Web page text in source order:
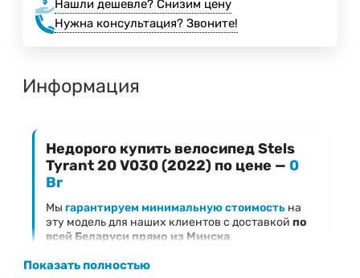
Нашли дешевле? Снизим цену
Нужна консультация? Звоните!
Информация
Недорого купить велосипед Stels
Tyrant 20 V030 (2022) по цене — 0
Br
Мы гарантируем минимальную стоимость на
эту модель для наших клиентов с доставкой по
всей Беларуси прямо из Минска.
Ключевые преимущества предложения
Показать полностью